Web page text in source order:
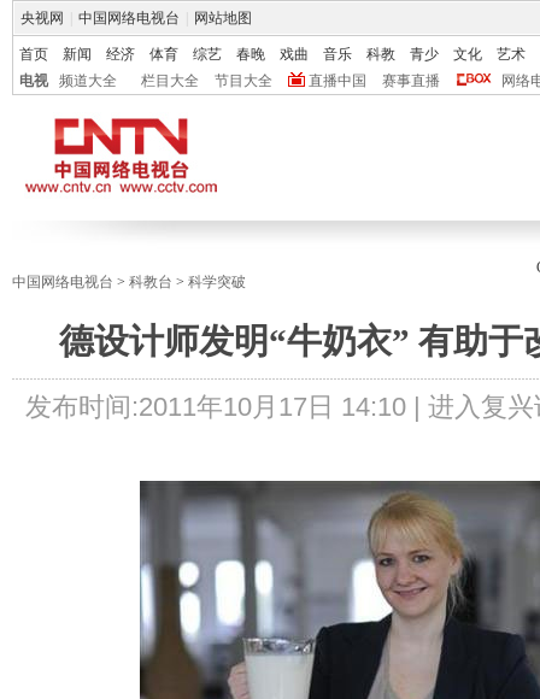
央视网 中国网络电视台 网站地图
首页 新闻 经济 体育 综艺 春晚 戏曲 音乐 科教 青少 文化
艺术
电视
频道大全 栏目大全 节目大全 直播中国 赛事直播 网络
中国网络电视台 > 科教台 > 科学突破
德设计师发明“牛奶衣” 有助于
发布时间:2011年10月17日 14:10 | 进入复兴